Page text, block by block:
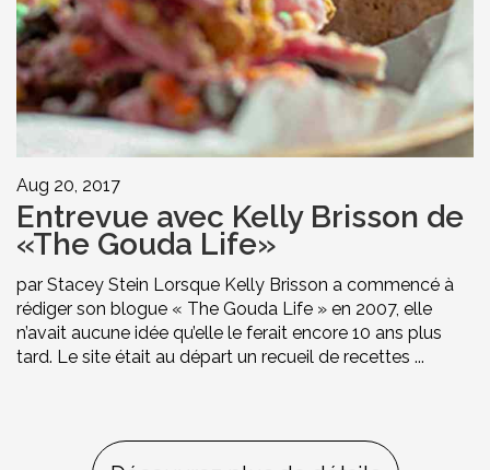
Aug 20, 2017
Entrevue avec Kelly Brisson de
«The Gouda Life»
par Stacey Stein Lorsque Kelly Brisson a commencé à
rédiger son blogue « The Gouda Life » en 2007, elle
n’avait aucune idée qu’elle le ferait encore 10 ans plus
tard. Le site était au départ un recueil de recettes ...